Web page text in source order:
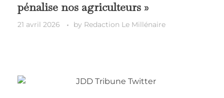
pénalise nos agriculteurs »
21 avril 2026 by Redaction Le Millénaire